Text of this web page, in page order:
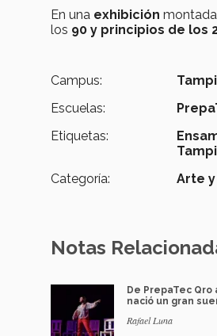
En una exhibición
los 90 y principios de los
Campus:
Escuelas:
Etiquetas:
Categoría:
Arte
Notas
De PrepaTec
nació un gran
Rafael Luna